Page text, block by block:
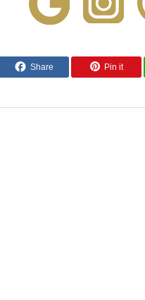
Share Pin it